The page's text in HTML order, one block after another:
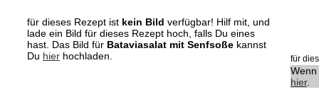
für dieses Rezept ist kein Bild verfügbar! Hilf mit, und
lade ein Bild für dieses Rezept hoch, falls Du eines
hast. Das Bild für Bataviasalat mit Senfsoße kannst
Du hier hochladen. für
hier.